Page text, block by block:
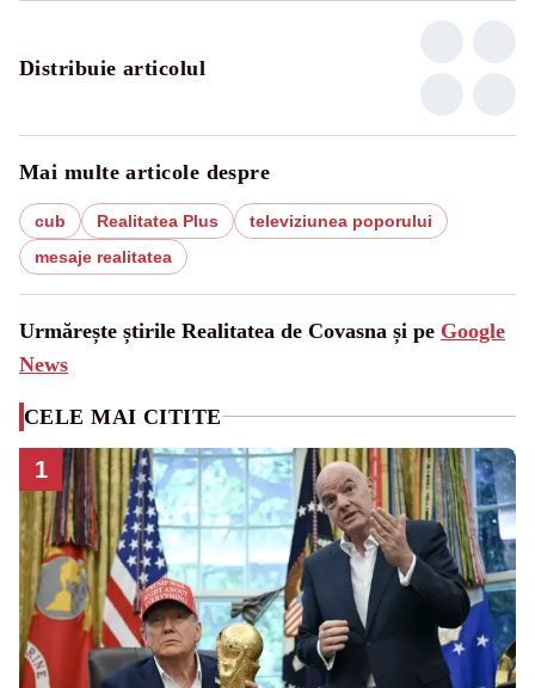
Distribuie articolul
Mai multe articole despre
cub Realitatea Plus
televiziunea poporului
mesaje realitatea
Urmărește știrile Realitatea de Covasna și pe Google
News
CELE MAI CITITE
1